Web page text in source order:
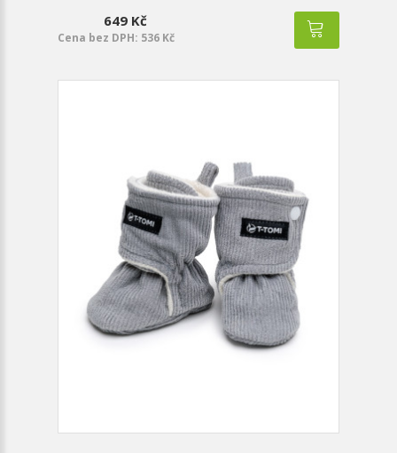
649 Kč
Cena bez DPH: 536 Kč